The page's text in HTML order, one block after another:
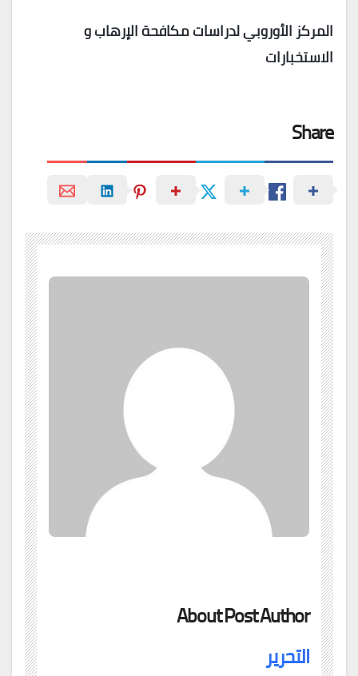
المركز الأوروبي لدراسات مكافحة الإرهاب و
الاستخبارات
Share
About Post Author
التحرير